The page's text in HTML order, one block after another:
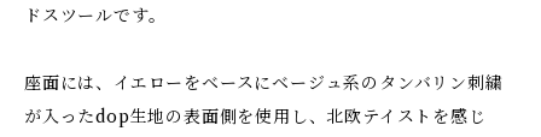
ドスツールです。
座面には、イエローをベースにベージュ系のタンバリン刺繍
が入ったdop生地の表面側を使用し、北欧テイストを感じ